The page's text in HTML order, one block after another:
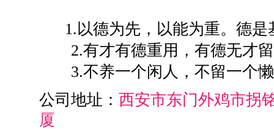
1.以德为先，以能为重。德是
2.有才有德重用，有德无才留
3.不养一个闲人，不留一个懒
公司地址：西安市东门外鸡市拐
厦